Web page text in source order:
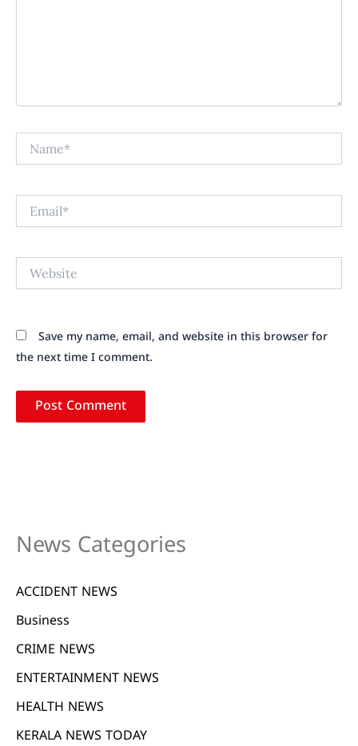
Save my name, email, and website in this browser for
the next time I comment.
News Categories
ACCIDENT NEWS
Business
CRIME NEWS
ENTERTAINMENT NEWS
HEALTH NEWS
KERALA NEWS TODAY